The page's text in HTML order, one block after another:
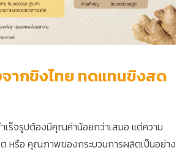
จากขิงไทย ทดแทนขิงสด
เร็จรูปต้องมีคุณค่าน้อยกว่าเสมอ แต่ความ
หรือ คุณภาพของกระบวนการผลิตเป็นอย่าง